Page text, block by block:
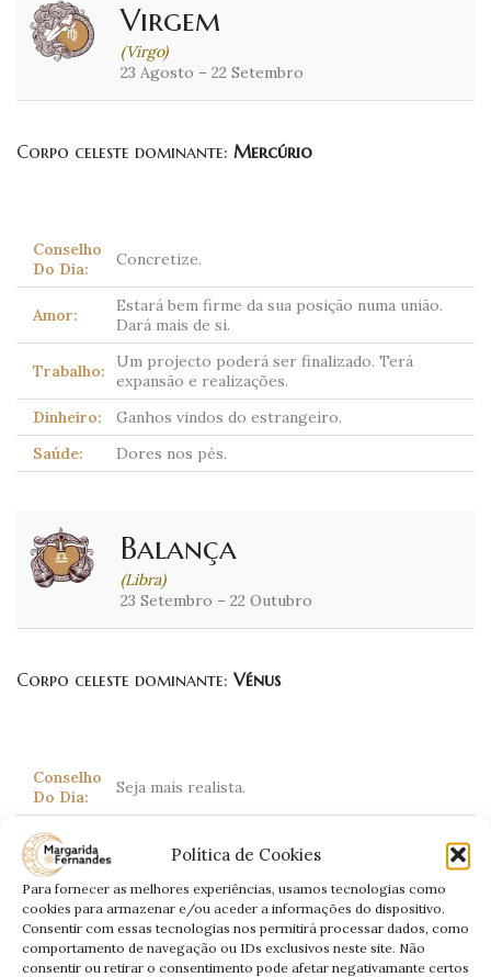
Política de Cookies
Para fornecer as melhores experiências, usamos tecnologias como
cookies para armazenar e/ou aceder a informações do dispositivo.
Consentir com essas tecnologias nos permitirá processar dados, como
comportamento de navegação ou IDs exclusivos neste site. Não
consentir ou retirar o consentimento pode afetar negativamante certos
Virgem
(Virgo)
23 Agosto – 22 Setembro
Corpo celeste dominante: Mercúrio
Conselho
Do Dia:
Concretize.
Amor:
Estará bem firme da sua posição numa união.
Dará mais de si.
Trabalho:
Um projecto poderá ser finalizado. Terá
expansão e realizações.
Dinheiro:
Ganhos vindos do estrangeiro.
Saúde:
Dores nos pés.
Balança
(Libra)
23 Setembro – 22 Outubro
Corpo celeste dominante: Vénus
Conselho
Do Dia:
Seja mais realista.
Amor:
Deve desprender-se do que o deixa
Trabalho:
Terá propostas enganadoras. Não se deixe
vislumbrar.
Dinheiro:
Sujeito a desonestidades.